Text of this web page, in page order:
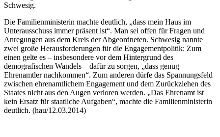
Schwesig.
Die Familienministerin machte deutlich, „dass mein Haus im
Unterausschuss immer präsent ist“. Man sei offen für Fragen und
Anregungen aus dem Kreis der Abgeordneten. Schwesig nannte
zwei große Herausforderungen für die Engagementpolitik: Zum
einen gelte es – insbesondere vor dem Hintergrund des
demografischen Wandels – dafür zu sorgen, „dass genug
Ehrenamtler nachkommen“. Zum anderen dürfe das Spannungsfeld
zwischen ehrenamtlichem Engagementund dem Zurückziehen des
Staates nicht aus den Augen verloren werden. „Das Ehrenamt ist
kein Ersatz für staatliche Aufgaben“, machte die Familienministerin
deutlich. (hau/12.03.2014)